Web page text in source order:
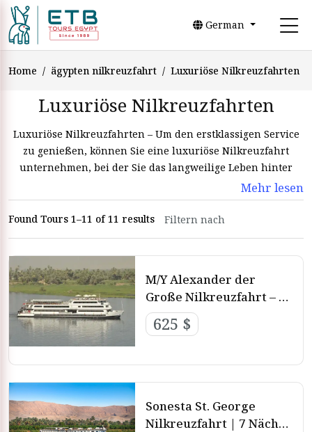
German
Home ägypten nilkreuzfahrt Luxuriöse Nilkreuzfahrten
Luxuriöse Nilkreuzfahrten
Luxuriöse Nilkreuzfahrten – Um den erstklassigen Service
zu genießen, können Sie eine luxuriöse Nilkreuzfahrt
unternehmen, bei der Sie das langweilige Leben hinter
sich lassen und den Nil und die wichtigsten
Sehenswürdigkeiten genießen können. Genießen Sie jetzt
die luxuriöse Nilkreuzfahrt und sichern Sie sich das beste
Luxuskreuzfahrt auf dem Nil ist eine Möglichkeit, den
besten Service in Ägypten zu genießen.
Mehr lesen
Found Tours 1–11 of 11 results
M/Y Alexander der
Große Nilkreuzfahrt – 4
Nächte jeden Samstag
ab Luxor – 3 Nächte
Assuan
625 $
Sonesta St. George
Nilkreuzfahrt | 7 Nächte